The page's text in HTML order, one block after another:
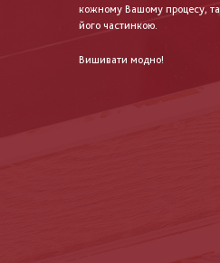
кожному Вашому процесу, та
його частинкою.
Вишивати модно!